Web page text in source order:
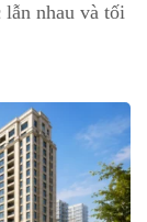
lẫn nhau và tối